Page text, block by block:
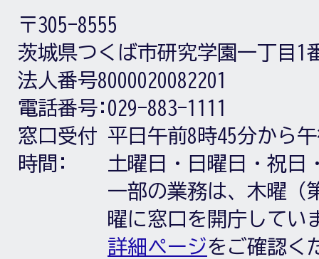
〒305-8555
茨城県つくば市研究学園一丁目1
法人番号8000020082201
電話番号: 029-883-1111
窓口受付
時間:
平日午前8時45分から
土曜日・日曜日・祝日
一部の業務は、木曜（
曜に窓口を開庁してい
詳細ページをご確認く